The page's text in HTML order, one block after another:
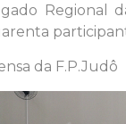
Regional
da F.P.Judô